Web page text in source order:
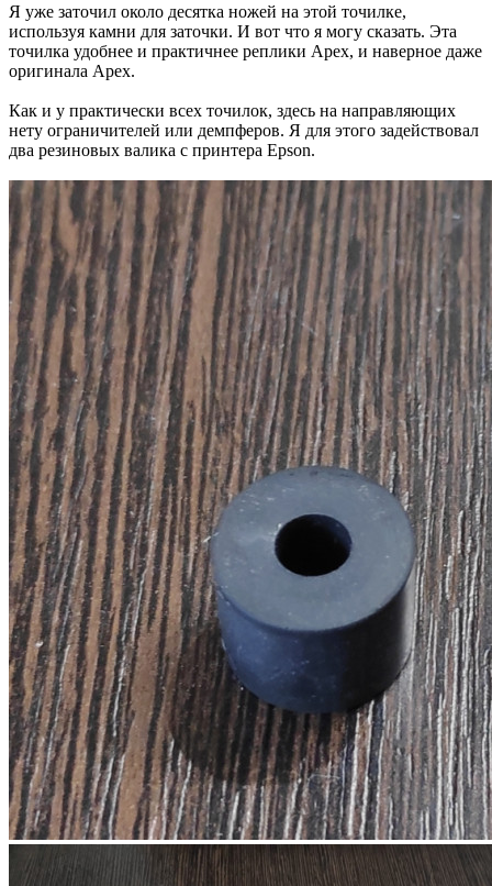
Я уже заточил около десятка ножей на этой точилке,
используя камни для заточки. И вот что я могу сказать. Эта
точилка удобнее и практичнее реплики Apex, и наверное даже
оригинала Apex.
Как и у практически всех точилок, здесь на направляющих
нету ограничителей или демпферов. Я для этого задействовал
два резиновых валика с принтера Epson.